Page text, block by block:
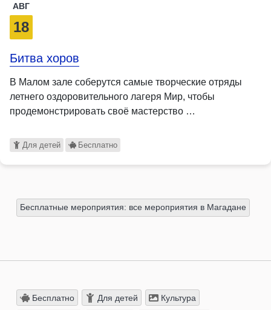
АВГ
18
Битва хоров
В Малом зале соберутся самые творческие отряды
летнего оздоровительного лагеря Мир, чтобы
продемонстрировать своё мастерство …
Для детей Бесплатно
Бесплатные мероприятия: все мероприятия в Магадане
Бесплатно Для детей Культура